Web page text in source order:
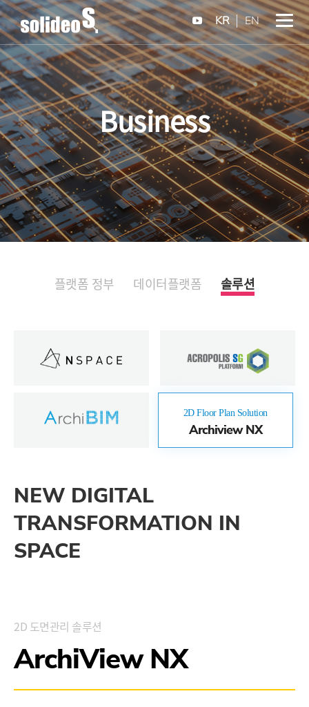
KR EN
Business
플랫폼 정부 데이터플랫폼 솔루션
2D Floor Plan Solution
Archiview NX
NEW DIGITAL
TRANSFORMATION IN
SPACE
2D 도면관리 솔루션
ArchiView NX